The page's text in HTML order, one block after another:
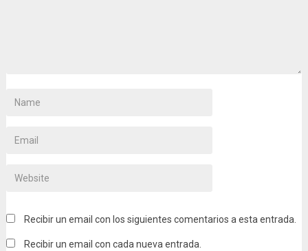
Recibir un email con los siguientes comentarios a esta entrada.
Recibir un email con cada nueva entrada.